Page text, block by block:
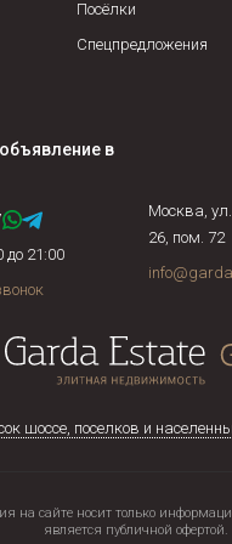
Посёлки
Спецпредложения
в
до 21:00
Москва,
26, пом. 72
шоссе, поселков и
на сайте носит только
является публичной офертой.